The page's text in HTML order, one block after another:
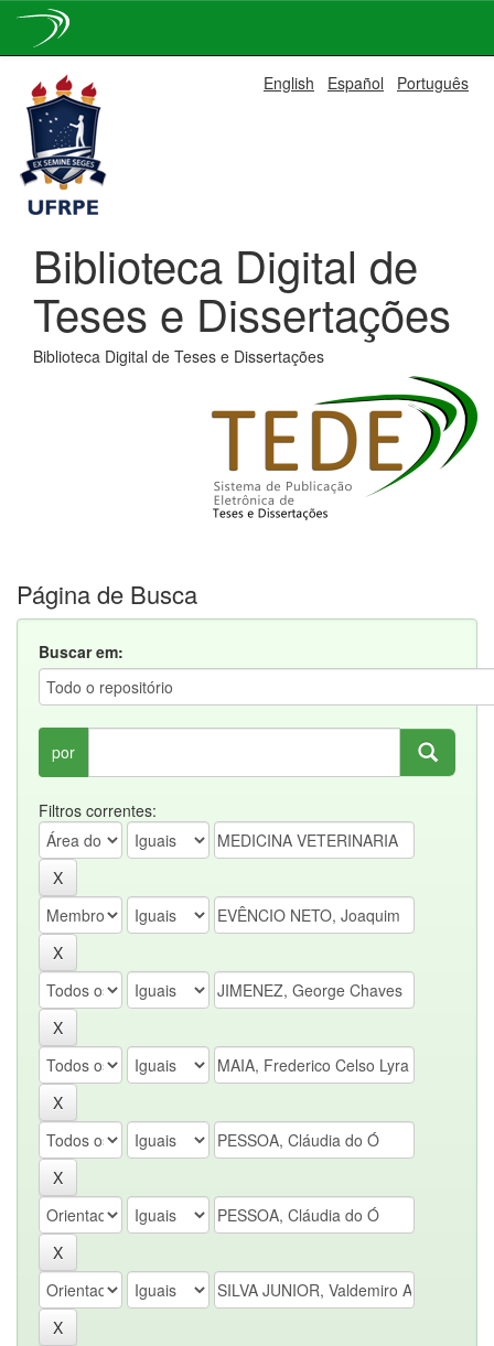
navigation
English Español Português
Biblioteca Digital de
Teses e Dissertações
Biblioteca Digital de Teses e Dissertações
Página de Busca
Buscar em:
por
Filtros correntes: